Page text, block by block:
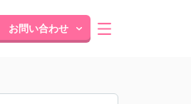
お問い合わせ